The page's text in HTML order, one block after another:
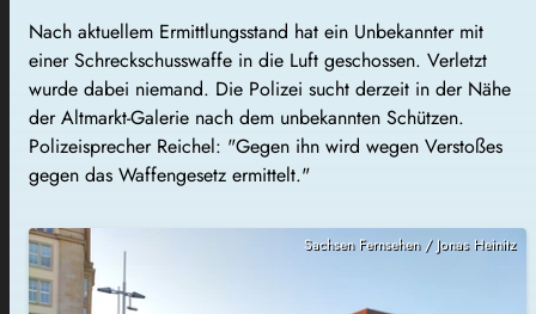
Nach aktuellem Ermittlungsstand hat ein Unbekannter mit
einer Schreckschusswaffe in die Luft geschossen. Verletzt
wurde dabei niemand. Die Polizei sucht derzeit in der Nähe
der Altmarkt-Galerie nach dem unbekannten Schützen.
Polizeisprecher Reichel: "Gegen ihn wird wegen Verstoßes
gegen das Waffengesetz ermittelt."
Sachsen Fernsehen / Jonas Heinitz